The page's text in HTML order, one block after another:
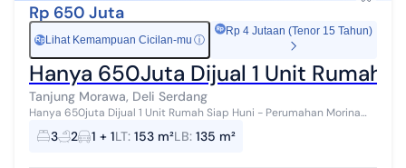
Rp 650 Juta
Rp Lihat Kemampuan Cicilan-mu ⓘ
Rp 4 Jutaan (Tenor 15 Tahun)
Hanya 650Juta Dijual 1 Unit Rumah
Tanjung Morawa, Deli Serdang
Hanya 650juta Dijual 1 Unit Rumah Siap Huni - Perumahan Morina
Indah, Jl. Industri no.16, Kel. Dagang Kerawan, Kec. Tanjung Morawa,
Kabupaten/Kota...
3 2 1 + 1LT: 153 m²LB: 135 m²